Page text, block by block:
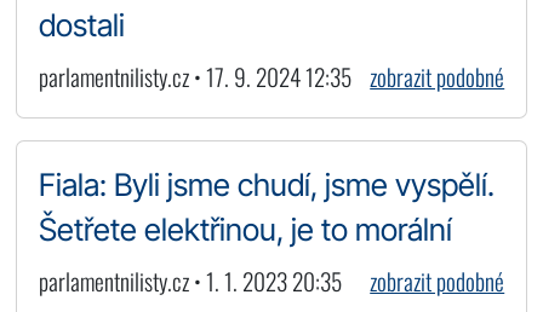
dostali
parlamentnilisty.cz • 17. 9. 2024 12:35 zobrazit podobné
Fiala: Byli jsme chudí, jsme vyspělí.
Šetřete elektřinou, je to morální
parlamentnilisty.cz • 1. 1. 2023 20:35 zobrazit podobné